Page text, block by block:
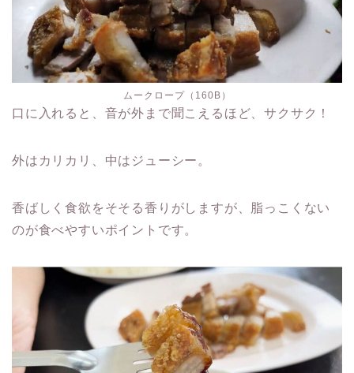
ムークロープ（160B）
口に入れると、音が外まで聞こえるほど、サクサク！
外はカリカリ、中はジューシー。
香ばしく食欲をそそる香りがしますが、脂っこくない
のが食べやすいポイントです。